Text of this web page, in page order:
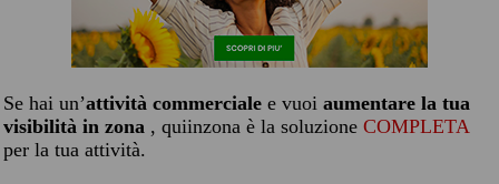
Se hai un’attività commerciale e vuoi aumentare la tua
visibilità in zona , quiinzona è la soluzione COMPLETA
per la tua attività.